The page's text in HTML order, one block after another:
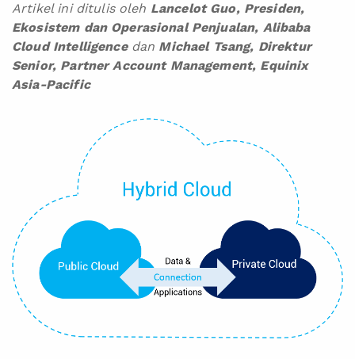
Artikel ini ditulis oleh Lancelot Guo, Presiden,
Ekosistem dan Operasional Penjualan, Alibaba
Cloud Intelligencedan Michael Tsang, Direktur
Senior, Partner Account Management, Equinix
Asia-Pacific